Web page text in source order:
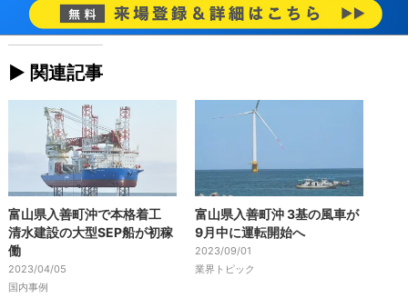
► 関連記事
富山県入善町沖で本格着工
清水建設の大型SEP船が初稼
働
2023/04/05
国内事例
富山県入善町沖 3基の風車が
9月中に運転開始へ
2023/09/01
業界トピック